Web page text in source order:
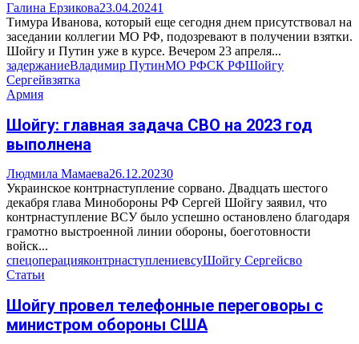
Галина Ерзикова23.04.20241
Тимура Иванова, который еще сегодня днем присутствовал на
заседании коллегии МО РФ, подозревают в получении взятки.
Шойгу и Путин уже в курсе. Вечером 23 апреля...
задержаниеВладимир ПутинМО РФСК РФШойгу
Сергейвзятка
Армия
Шойгу: главная задача СВО на 2023 год
выполнена
Людмила Мамаева26.12.20230
Украинское контрнаступление сорвано. Двадцать шестого
декабря глава Минобороны РФ Сергей Шойгу заявил, что
контрнаступление ВСУ было успешно остановлено благодаря
грамотно выстроенной линии обороны, боеготовности
войск...
спецоперацияконтрнаступлениевсуШойгу Сергейсво
Статьи
Шойгу провел телефонные переговоры с
министром обороны США